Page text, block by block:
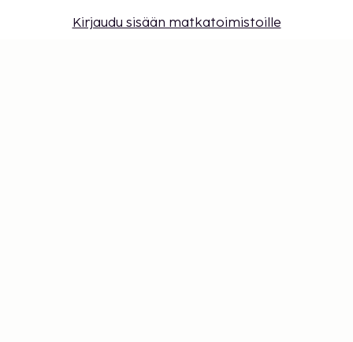
Kirjaudu sisään matkatoimistoille